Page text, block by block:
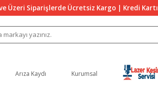
Üzeri Siparişlerde Ücretsiz Kargo | Kredi
Arıza Kaydı Kurumsal